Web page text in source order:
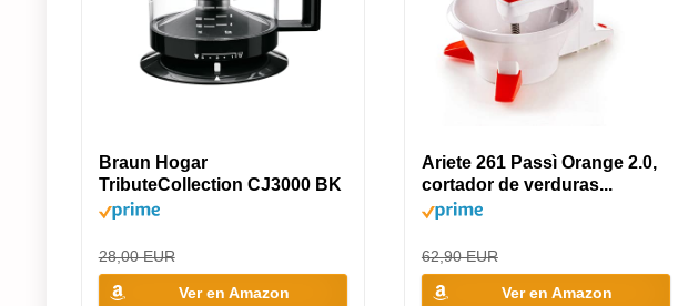
Braun Hogar
TributeCollection CJ3000 BK
-...
28,00 EUR
Ver en Amazon
Ariete 261 Passì Orange 2.0,
cortador de verduras...
62,90 EUR
Ver en Amazon